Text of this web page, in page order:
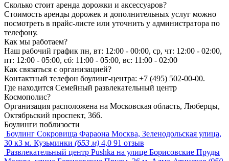
Сколько стоит аренда дорожки и аксессуаров?
Стоимость аренды дорожек и дополнительных услуг можно
посмотреть в прайс-листе или уточнить у администратора по
телефону.
Как мы работаем?
Наш рабочий график пн, вт: 12:00 - 00:00, ср, чт: 12:00 - 02:00,
пт: 12:00 - 05:00, сб: 11:00 - 05:00, вс: 11:00 - 02:00
Как связаться с организацией?
Контактный телефон боулинг-центра: +7 (495) 502-00-00.
Где находится Семейный развлекательный центр
Космополис?
Организация расположена на Московская область, Люберцы,
Октябрьский проспект, 366.
Боулинги поблизости
Боулинг Сокровища Фараона Москва, Зеленодольская улица,
30 к3 м. Кузьминки (653 м) 4,0 91 отзыв
Развлекательный центр Pushka на улице Борисовские Пруды